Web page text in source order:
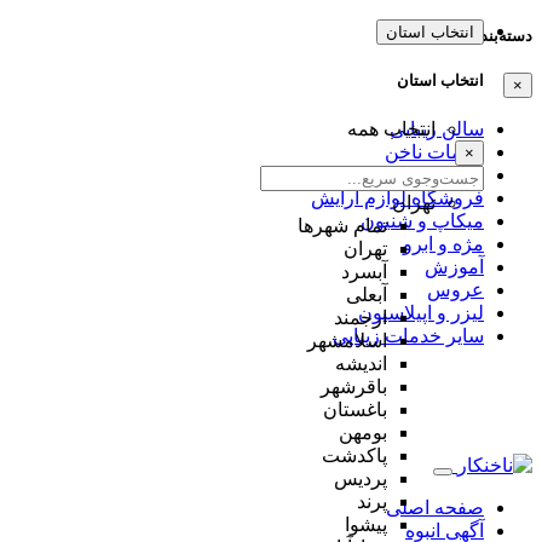
دسته‌بندی‌ها
×
سالن زیبایی
خدمات ناخن
کلینیک زیبایی
فروشگاه لوازم آرایش
میکاپ و شنیون
مژه و ابرو
آموزش
عروس
لیزر و اپیلاسیون
سایر خدمات زیبایی
انتخاب استان
انتخاب استان
انتخاب همه
×
تهران
تمام شهر‌ها
تهران
آبسرد
آبعلی
ارجمند
اسلامشهر
اندیشه
باقرشهر
باغستان
بومهن
پاکدشت
پردیس
پرند
پیشوا
صفحه اصلی
آگهی انبوه